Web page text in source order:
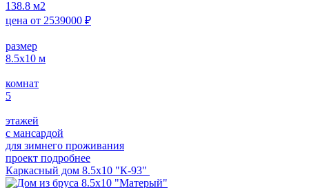
138.8 м2
цена от 2539000 ₽
размер
8.5х10 м
комнат
5
этажей
с мансардой
для зимнего проживания
проект подробнее
Каркасный дом 8.5х10 "К-93"